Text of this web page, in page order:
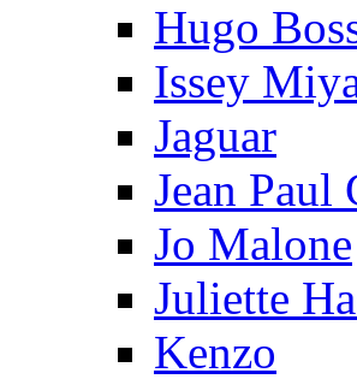
Hugo
Issey
Jaguar
Jean Paul
Jo Malone
Juliette
Kenzo